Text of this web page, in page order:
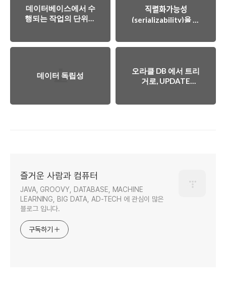
데이터베이스에서 수
행되는 작업의 단위인
직렬화가능성
(serializability)을 보
어의 개요
데이터 독립성
오라클 DB 에서 트리
거로, UPDATE
즐거운 사람과 컴퓨터
JAVA, GROOVY, DATABASE, MACHINE
LEARNING, BIG DATA, AD-TECH 에 관심이 많은
블로그 입니다.
구독하기